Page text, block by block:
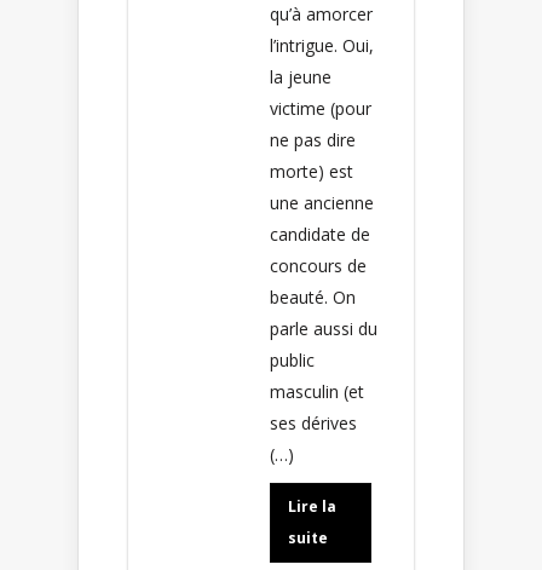
qu’à amorcer
l’intrigue. Oui,
la jeune
victime (pour
ne pas dire
morte) est
une ancienne
candidate de
concours de
beauté. On
parle aussi du
public
masculin (et
ses dérives
(…)
Lire la
suite